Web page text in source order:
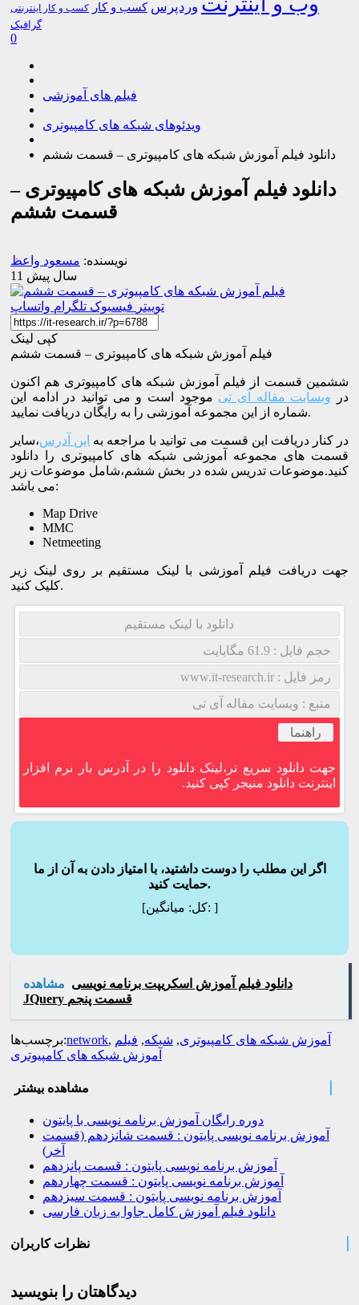
وردپرس کسب و کار کسب و کار اینترنتی
گرافیک
0
فیلم های آموزشی
ویدئوهای شبکه های کامپیوتری
دانلود فیلم آموزش شبکه های کامپیوتری – قسمت ششم
دانلود فیلم آموزش شبکه های کامپیوتری –
قسمت ششم
نویسنده: مسعود واعظ
11 سال پیش
توییتر فیسبوک تلگرام واتساپ
کپی لینک
فیلم آموزش شبکه های کامپیوتری – قسمت ششم
ششمین قسمت از فیلم آموزش شبکه های کامپیوتری هم اکنون
در وبسایت مقاله آی تی موجود است و می توانید در ادامه این
شماره از این مجموعه آموزشی را به رایگان دریافت نمایید.
در کنار دریافت این قسمت می توانید با مراجعه به این آدرس،سایر
قسمت های مجموعه آموزشی شبکه های کامپیوتری را دانلود
کنید.موضوعات تدریس شده در بخش ششم،شامل موضوعات زیر
می باشد:
Map Drive
MMC
Netmeeting
جهت دریافت فیلم آموزشی با لینک مستقیم بر روی لینک زیر
کلیک کنید.
دانلود با لینک مستقیم
حجم فایل : 61.9 مگابایت
رمز فایل : www.it-research.ir
منبع : وبسایت مقاله آی تی
راهنما
جهت دانلود سریع تر،لینک دانلود را در آدرس بار نرم افزار
اینترنت دانلود منیجر کپی کنید.
اگر این مطلب را دوست داشتید، با امتیاز دادن به آن از ما
حمایت کنید.
[کل:میانگین: ]
مشاهده دانلود فیلم آموزش اسکریپت برنامه نویسی
JQuery قسمت پنجم
برچسب‌ها:network, آموزش شبکه های کامپیوتری, شبکه, فیلم
آموزش شبکه های کامپیوتری
مشاهده بیشتر
دوره رایگان آموزش برنامه نویسی با پایتون
آموزش برنامه نویسی پایتون : قسمت شانزدهم (قسمت
آخر)
آموزش برنامه نویسی پایتون : قسمت پانزدهم
آموزش برنامه نویسی پایتون : قسمت چهاردهم
آموزش برنامه نویسی پایتون : قسمت سیزدهم
دانلود فیلم آموزش کامل جاوا به زبان فارسی
نظرات کاربران
دیدگاهتان را بنویسید